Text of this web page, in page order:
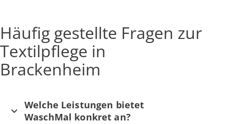
Häufig gestellte Fragen zur
Textilpflege in
Brackenheim
Welche Leistungen bietet
WaschMal konkret an?